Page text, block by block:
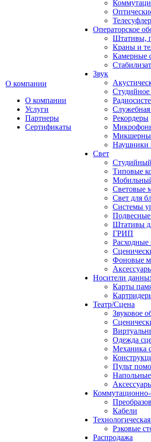
О компании
О компании
Услуги
Партнеры
Сертификаты
Операторское
Штативы,
Краны и
Камерные
Звук
Студийное
Служебная
Рекордеры
Наушники
Свет
Типовые
Световые
Свет для
Системы
Штативы
ГРИП
Расходные
Фоновые
Носители
Карты
Театр/Сцена
Звуковое
Одежда
Механика
Пульт
Коммутационно-
Кабели
Рэковые
Распродажа